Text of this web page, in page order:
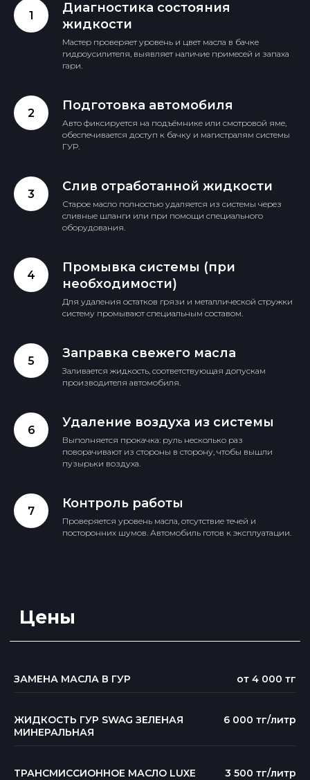
Диагностика состояния
жидкости
Мастер проверяет уровень и цвет масла в бачке
гидроусилителя, выявляет наличие примесей и запаха
гари.
Подготовка автомобиля
Авто фиксируется на подъёмнике или смотровой яме,
обеспечивается доступ к бачку и магистралям системы
ГУР.
Слив отработанной жидкости
Старое масло полностью удаляется из системы через
сливные шланги или при помощи специального
оборудования.
Промывка системы (при
необходимости)
Для удаления остатков грязи и металлической стружки
систему промывают специальным составом.
Заправка свежего масла
Заливается жидкость, соответствующая допускам
производителя автомобиля.
Удаление воздуха из системы
Выполняется прокачка: руль несколько раз
поворачивают из стороны в сторону, чтобы вышли
пузырьки воздуха.
Контроль работы
Проверяется уровень масла, отсутствие течей и
посторонних шумов. Автомобиль готов к эксплуатации.
ЗАМЕНА МАСЛА В ГУР от 4 000 тг
ЖИДКОСТЬ ГУР SWAG ЗЕЛЕНАЯ
МИНЕРАЛЬНАЯ
6 000 тг/литр
ТРАНСМИССИОННОЕ МАСЛО LUXE
3 500 тг/литр
Узнать больше